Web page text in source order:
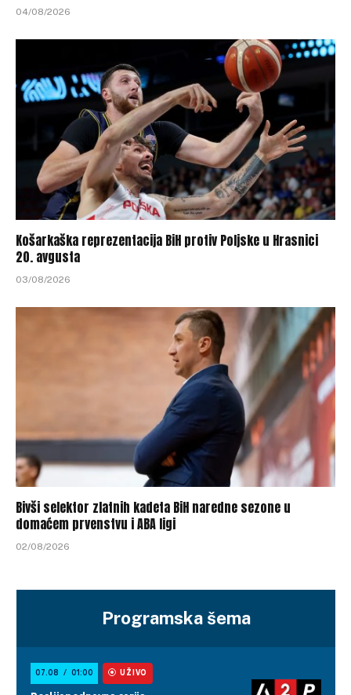
04/08/2026
Košarkaška reprezentacija BiH protiv Poljske u Hrasnici
20. avgusta
03/08/2026
Bivši selektor zlatnih kadeta BiH naredne sezone u
domaćem prvenstvu i ABA ligi
02/08/2026
Programska šema